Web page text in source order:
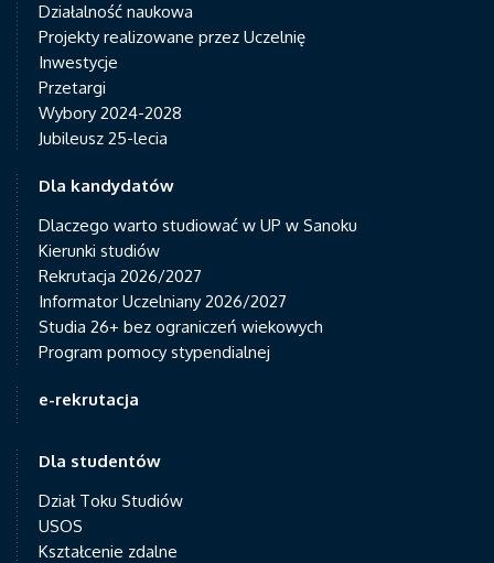
Działalność naukowa
Projekty realizowane przez Uczelnię
Inwestycje
Przetargi
Wybory 2024-2028
Jubileusz 25-lecia
Dla kandydatów
Dlaczego warto studiować w UP w Sanoku
Kierunki studiów
Rekrutacja 2026/2027
Informator Uczelniany 2026/2027
Studia 26+ bez ograniczeń wiekowych
Program pomocy stypendialnej
e-rekrutacja
Dla studentów
Dział Toku Studiów
USOS
Kształcenie zdalne